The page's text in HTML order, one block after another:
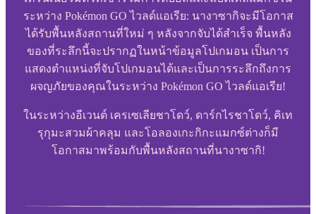
ระหว่าง Pokémon GO ไวลด์แอเรีย: นางาซากิจะมีโอกาส
ได้รับพื้นหลังสถานที่ใหม่ ๆ หลังจากจับได้สำเร็จ พื้นหลัง
ของที่ระลึกนี้จะปรากฏในหน้าข้อมูลโปเกมอน เป็นการ
แสดงตำแหน่งที่จับโปเกมอนได้และเป็นการระลึกถึงการ
ผจญภัยของคุณในระหว่าง Pokémon GO ไวลด์แอเรีย!
ในระหว่างอีเวนต์ เครเซเลียชาโดว์, ดาร์กไรชาโดว์, คิเท
รุกุมะสวมผ้าคลุม และโอลองเกะกิกะแมกซ์ต่างก็มี
โอกาสมาพร้อมกับพื้นหลังสถานที่นางาซากิ!